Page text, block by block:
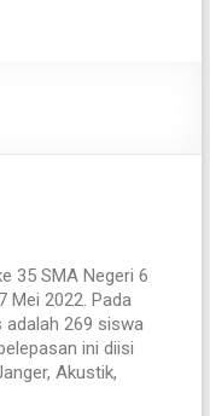
35 SMA Negeri 6
Mei 2022. Pada
269 siswa
ini diisi
Akustik,